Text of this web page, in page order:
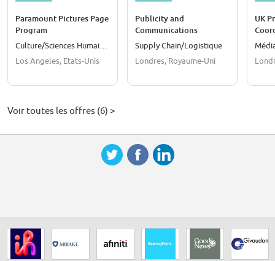
Paramount Pictures Page
Program
Los Angeles, Etats-Unis
Publicity and
Communications
Coordinator (12 Month
Supply Chain/Logistique
Londres, Royaume-Uni
UK
Voir toutes les offres (6) >